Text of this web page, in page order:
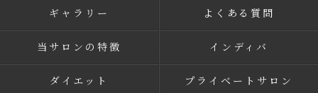
ギャラリー よくある質問
当サロンの特徴 インディバ
ダイエット プライベートサロン